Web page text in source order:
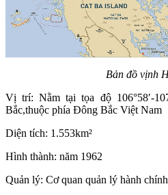
Bản đồ vịnh
Vị trí: Nằm tại tọa độ 106°58′-
Bắc,thuộc phía Đông Bắc Việt Nam
Diện tích: 1.553km²
Hình thành: năm 1962
Quản lý: Cơ quan quản lý hành